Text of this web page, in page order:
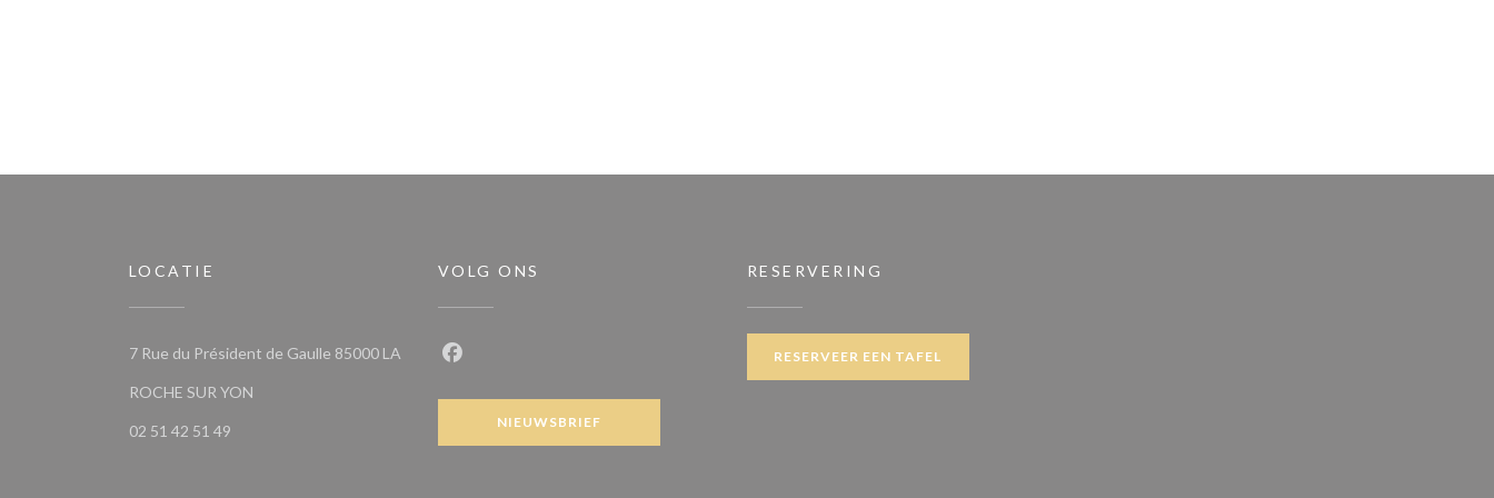
LOCATIE
7 Rue du Président de Gaulle 85000 LA
ROCHE SUR YON((opent in een nieuw venster))
02 51 42 51 49
VOLG ONS
NIEUWSBRIEF
RESERVERING
RESERVEER EEN TAFEL